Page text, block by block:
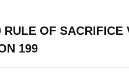
RULE OF SACRIFICE
199